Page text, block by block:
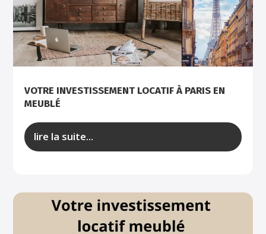
VOTRE INVESTISSEMENT LOCATIF À PARIS EN
MEUBLÉ
lire la suite...